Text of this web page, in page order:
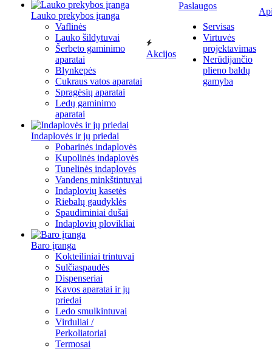
Lauko prekybos įranga
Vaflinės
Lauko šildytuvai
Šerbeto gaminimo
aparatai
Blynkepės
Cukraus vatos aparatai
Spragėsių aparatai
Ledų gaminimo
aparatai
Indaplovės ir jų priedai
Pobarinės indaplovės
Kupolinės indaplovės
Tunelinės indaplovės
Vandens minkštintuvai
Indaplovių kasetės
Riebalų gaudyklės
Spaudiminiai dušai
Indaplovių plovikliai
Baro įranga
Kokteiliniai trintuvai
Sulčiaspaudės
Dispenseriai
Kavos aparatai ir jų
priedai
Ledo smulkintuvai
Virduliai /
Perkoliatoriai
Termosai
Akcijos
Paslaugos
Servisas
Virtuvės
projektavimas
Nerūdijančio
plieno baldų
gamyba